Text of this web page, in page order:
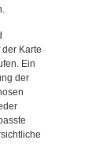
Karte
Ein
der